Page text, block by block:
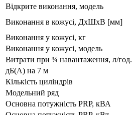
Відкрите виконання, модель
Виконання в кожусі, ДxШxВ [мм]
Виконання у кожусі, кг
Виконання у кожусі, модель
Витрати при ¾ навантаження, л/год.
дБ(А) на 7 м
Кількість циліндрів
Модельний ряд
Основна потужність PRP, кВА